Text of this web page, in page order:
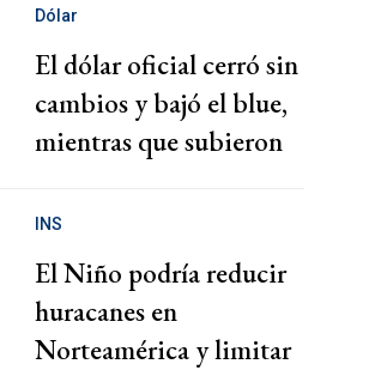
Dólar
El dólar oficial cerró sin
cambios y bajó el blue,
mientras que subieron
INS
El Niño podría reducir
huracanes en
Norteamérica y limitar